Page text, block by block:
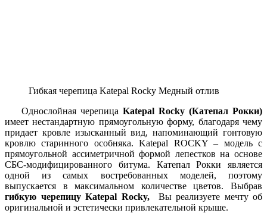
Гибкая черепица Katepal Rocky Медный отлив
Однослойная черепица Katepal Rocky (Катепал Рокки)
имеет нестандартную прямоугольную форму, благодаря чему
придает кровле изысканный вид, напоминающий гонтовую
кровлю старинного особняка. Katepal ROCKY – модель с
прямоугольной ассиметричной формой лепестков на основе
СБС-модифицированного битума. Катепал Рокки является
одной из самых востребованных моделей, поэтому
выпускается в максимальном количестве цветов. Выбрав
гибкую черепицу Katepal Rocky,
Вы реализуете мечту об
оригинальной и эстетически привлекательной крыше.